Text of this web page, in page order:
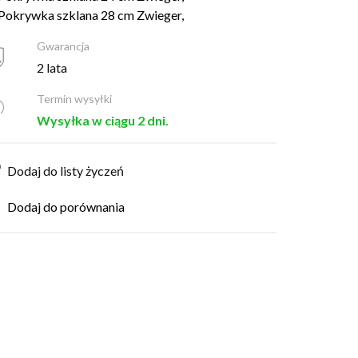
szklana 28 cm Zwieger,
Gwarancja
2 lata
Termin wysyłki
Wysyłka w ciągu 2 dni.
Dodaj do listy życzeń
Dodaj do porównania